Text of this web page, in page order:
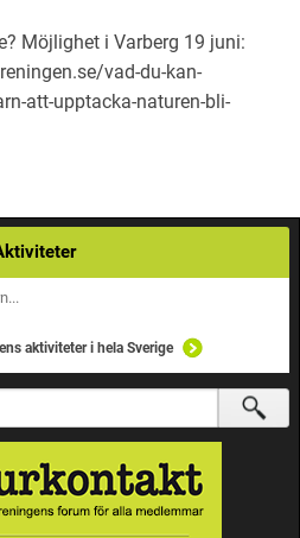
Möjlighet i Varberg 19 juni:
vad-du-kan-
att-upptacka-naturen-bli-
aktiviteter i hela Sverige